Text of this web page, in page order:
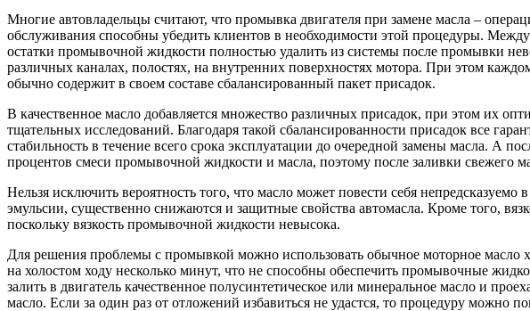
Многие автовладельцы считают, что промывка двигателя при замене масла –
обслуживания способны убедить клиентов в необходимости этой процедуры.
остатки промывочной жидкости полностью удалить из системы после промывки
различных каналах, полостях, на внутренних поверхностях мотора. При этом
обычно содержит в своем составе сбалансированный пакет присадок.
В качественное масло добавляется множество различных присадок, при этом их
тщательных исследований. Благодаря такой сбалансированности присадок все
стабильность в течение всего срока эксплуатации до очередной замены масла. А
процентов смеси промывочной жидкости и масла, поэтому после заливки свежего
Нельзя исключить вероятность того, что масло может повести себя
эмульсии, существенно снижаются и защитные свойства автомасла. Кроме того,
поскольку вязкость промывочной жидкости невысока.
Для решения проблемы с промывкой можно использовать обычное моторное масло
на холостом ходу несколько минут, что не способны обеспечить промывочные
залить в двигатель качественное полусинтетическое или минеральное масло и
масло. Если за один раз от отложений избавиться не удастся, то процедуру можно